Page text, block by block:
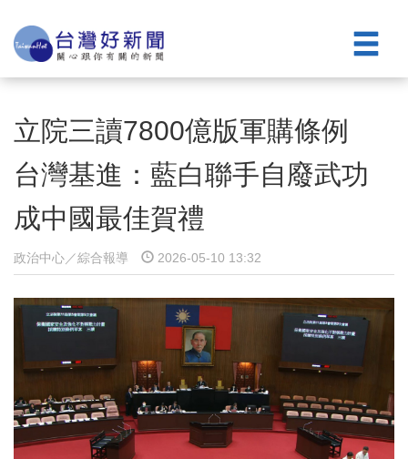
立院三讀7800億版軍購條例
台灣基進：藍白聯手自廢武功
成中國最佳賀禮
政治中心／綜合報導 2026-05-10 13:32